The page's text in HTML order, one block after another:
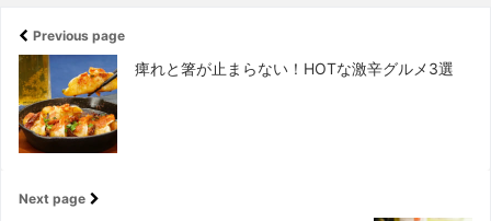
Previous page
痺れと箸が止まらない！HOTな激辛グルメ3選
Next page